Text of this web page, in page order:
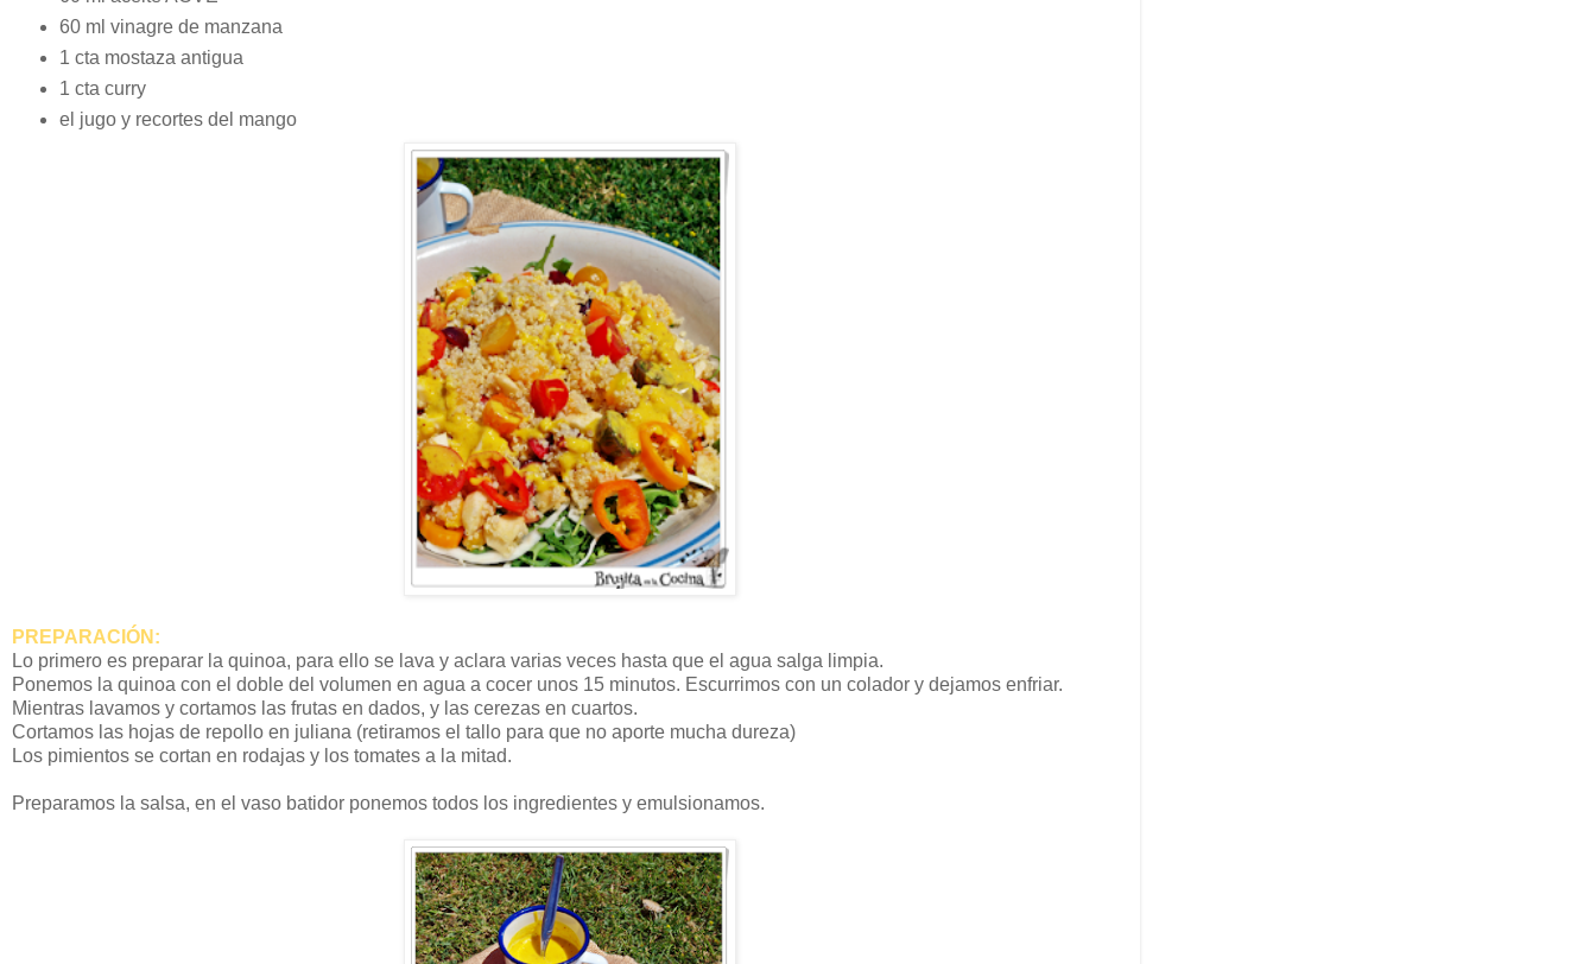
60 ml vinagre de manzana
1 cta mostaza antigua
1 cta curry
el jugo y recortes del mango
PREPARACIÓN:
Lo primero es preparar la quinoa, para ello se lava y aclara varias veces hasta que el agua salga limpia.
Ponemos la quinoa con el doble del volumen en agua a cocer unos 15 minutos. Escurrimos con un colador y dejamos enfriar.
Mientras lavamos y cortamos las frutas en dados, y las cerezas en cuartos.
Cortamos las hojas de repollo en juliana (retiramos el tallo para que no aporte mucha dureza)
Los pimientos se cortan en rodajas y los tomates a la mitad.
Preparamos la salsa, en el vaso batidor ponemos todos los ingredientes y emulsionamos.